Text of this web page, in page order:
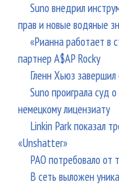
Suno внедрил
прав и новые водяные
«Рианна работает в
партнер A$AP Rocky
Гленн Хьюз
Suno проиграла суд
немецкому лицензиату
Linkin Park показал
«Unshatter»
РАО потребовало от
В сеть выложен